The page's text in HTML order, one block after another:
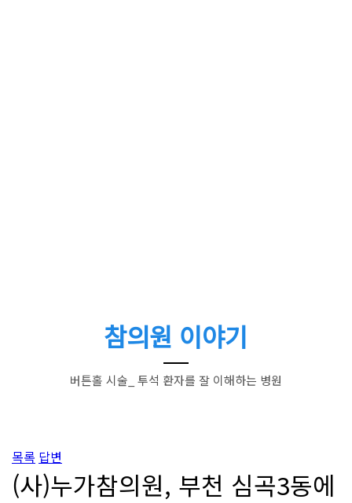
참의원 이야기
버튼홀 시술_ 투석 환자를 잘 이해하는 병원
목록 답변
(사)누가참의원, 부천 심곡3동에